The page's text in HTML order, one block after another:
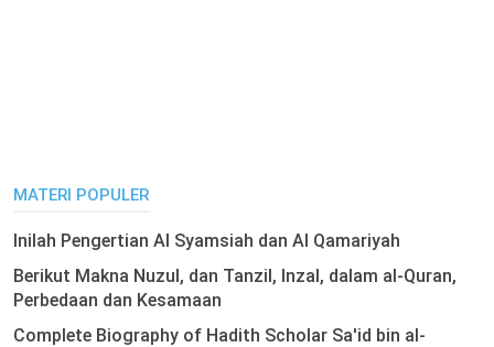
MATERI POPULER
Inilah Pengertian Al Syamsiah dan Al Qamariyah
Berikut Makna Nuzul, dan Tanzil, Inzal, dalam al-Quran,
Perbedaan dan Kesamaan
Complete Biography of Hadith Scholar Sa'id bin al-